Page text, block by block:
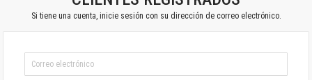
Si tiene una cuenta, inicie sesión con su dirección de correo electrónico.